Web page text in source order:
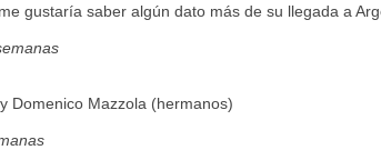
gustaría saber algún dato más de su llegada a
Domenico Mazzola (hermanos)